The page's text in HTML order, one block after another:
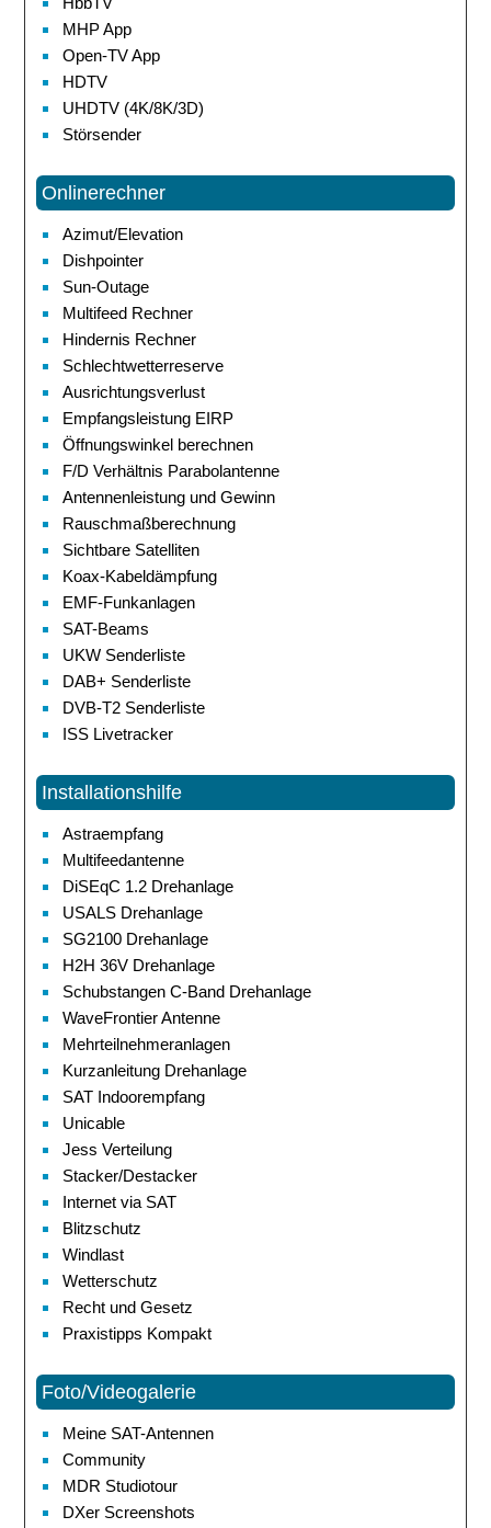
MHP App
Open-TV App
HDTV
UHDTV (4K/8K/3D)
Störsender
Onlinerechner
Azimut/Elevation
Dishpointer
Sun-Outage
Multifeed Rechner
Hindernis Rechner
Schlechtwetterreserve
Ausrichtungsverlust
Empfangsleistung EIRP
Öffnungswinkel berechnen
F/D Verhältnis Parabolantenne
Antennenleistung und Gewinn
Rauschmaßberechnung
Sichtbare Satelliten
Koax-Kabeldämpfung
EMF-Funkanlagen
SAT-Beams
UKW Senderliste
DAB+ Senderliste
DVB-T2 Senderliste
ISS Livetracker
Installationshilfe
Astraempfang
Multifeedantenne
DiSEqC 1.2 Drehanlage
USALS Drehanlage
SG2100 Drehanlage
H2H 36V Drehanlage
Schubstangen C-Band Drehanlage
WaveFrontier Antenne
Mehrteilnehmeranlagen
Kurzanleitung Drehanlage
SAT Indoorempfang
Unicable
Jess Verteilung
Stacker/Destacker
Internet via SAT
Blitzschutz
Windlast
Wetterschutz
Recht und Gesetz
Praxistipps Kompakt
Foto/Videogalerie
Meine SAT-Antennen
Community
MDR Studiotour
DXer Screenshots